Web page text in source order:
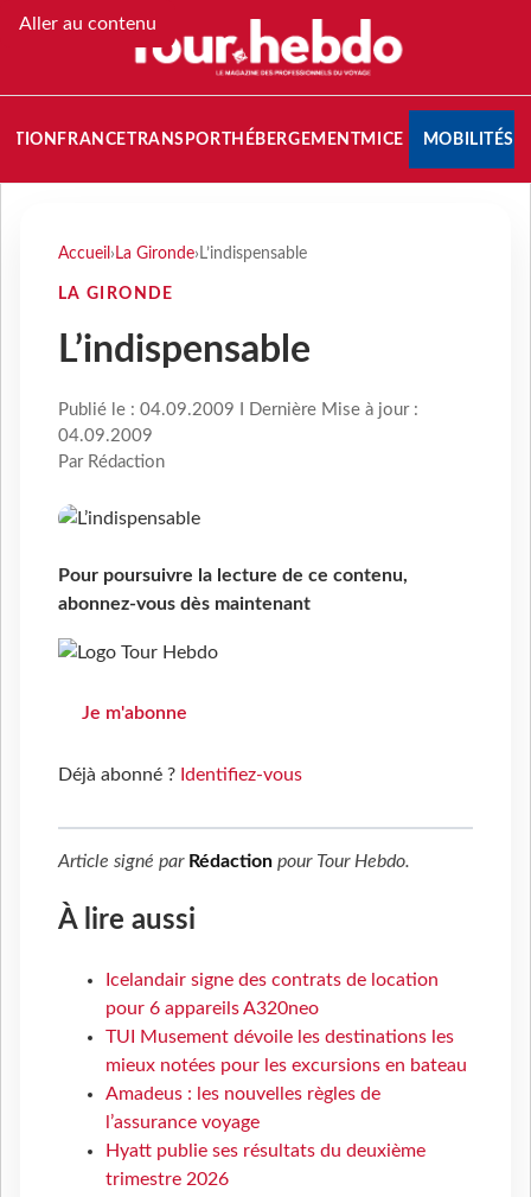
Aller au contenu
FRANCETRANSPORT HÉBERGEMENTMICE MOBILITÉS
Accueil › La Gironde› L’indispensable
LA GIRONDE
L’indispensable
Publié le : 04.09.2009 I Dernière Mise à jour :
04.09.2009
Par Rédaction
Pour poursuivre la lecture de ce contenu,
abonnez-vous dès maintenant
Je m'abonne
Déjà abonné ? Identifiez-vous
Article signé par Rédaction pour Tour Hebdo.
À lire aussi
Icelandair signe des contrats de location
pour 6 appareils A320neo
TUI Musement dévoile les destinations les
mieux notées pour les excursions en bateau
Amadeus : les nouvelles règles de
l’assurance voyage
Hyatt publie ses résultats du deuxième
trimestre 2026